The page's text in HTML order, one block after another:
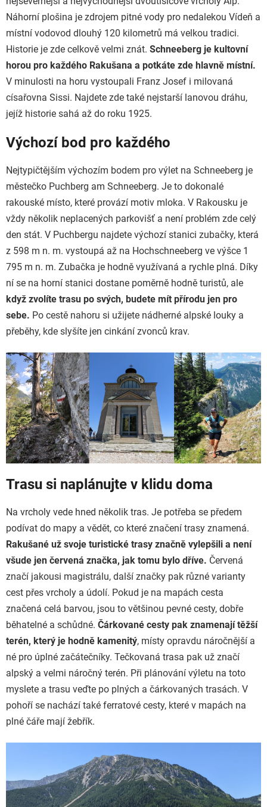
Náhorní plošina je zdrojem pitné vody pro nedalekou Vídeň a
místní vodovod dlouhý 120 kilometrů má velkou tradici.
Historie je zde celkově velmi znát. Schneeberg je kultovní
horou pro každého Rakušana a potkáte zde hlavně místní.
V minulosti na horu vystoupali Franz Josef i milovaná
císařovna Sissi. Najdete zde také nejstarší lanovou dráhu,
jejíž historie sahá až do roku 1925.
Výchozí bod pro každého
Nejtypičtějším výchozím bodem pro výlet na Schneeberg je
městečko Puchberg am Schneeberg. Je to dokonalé
rakouské místo, které provází motiv mloka. V Rakousku je
vždy několik neplacených parkovišť a není problém zde celý
den stát. V Puchbergu najdete výchozí stanici zubačky, která
z 598 m n. m. vystoupá až na Hochschneeberg ve výšce 1
795 m n. m. Zubačka je hodně využívaná a rychle plná. Díky
ní se na horní stanici dostane poměrně hodně turistů, ale
když zvolíte trasu po svých, budete mít přírodu jen pro
sebe. Po cestě nahoru si užijete nádherné alpské louky a
přeběhy, kde slyšíte jen cinkání zvonců krav.
Trasu si naplánujte v klidu doma
Na vrcholy vede hned několik tras. Je potřeba se předem
podívat do mapy a vědět, co které značení trasy znamená.
Rakušané už svoje turistické trasy značně vylepšili a není
všude jen červená značka, jak tomu bylo dříve. Červená
značí jakousi magistrálu, další značky pak různé varianty
cest přes vrcholy a údolí. Pokud je na mapách cesta
značená celá barvou, jsou to většinou pevné cesty, dobře
běhatelné a schůdné. Čárkované cesty pak znamenají těžší
terén, který je hodně kamenitý, místy opravdu náročnější a
né pro úplné začátečníky. Tečkovaná trasa pak už značí
alpský a velmi náročný terén. Při plánování výletu na toto
myslete a trasu veďte po plných a čárkovaných trasách. V
pohoří se nachází také ferratové cesty, které v mapách na
plné čáře mají žebřík.